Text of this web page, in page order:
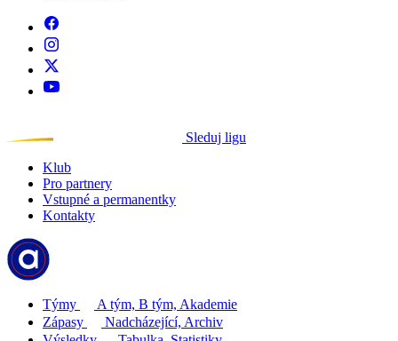
Sleduj ligu
Klub
Pro partnery
Vstupné a permanentky
Kontakty
Týmy
A tým, B tým, Akademie
Zápasy
Nadcházející, Archiv